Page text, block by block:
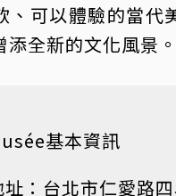
、可以體驗的當代
添全新的文化風景。
基本資訊
址：台北市仁愛路